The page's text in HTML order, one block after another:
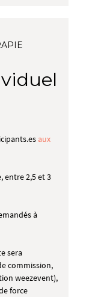
aux
entre 2,5 et 3
à
sera
commission,
weezevent),
force